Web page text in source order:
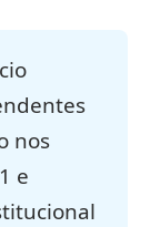
nos
e